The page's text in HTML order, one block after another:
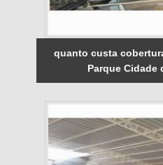
quanto custa
Parque Cidade